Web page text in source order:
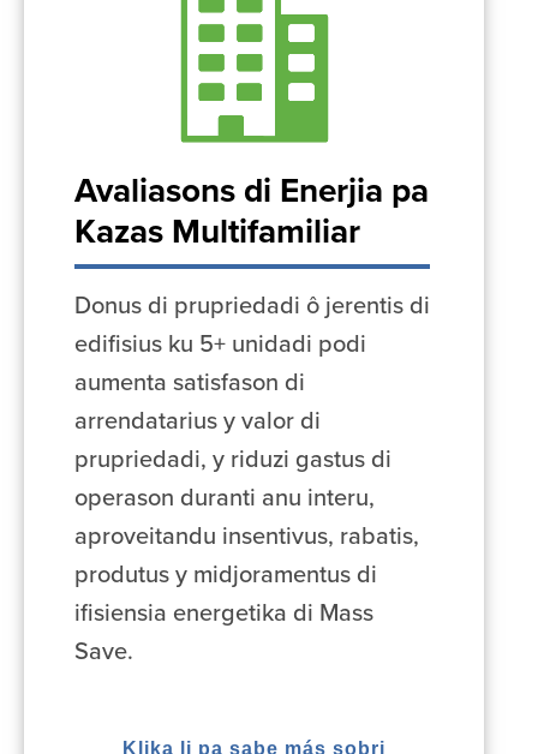
Avaliasons di Enerjia pa
Kazas Multifamiliar
Donus di prupriedadi ô jerentis di
edifisius ku 5+ unidadi podi
aumenta satisfason di
arrendatarius y valor di
prupriedadi, y riduzi gastus di
operason duranti anu interu,
aproveitandu insentivus, rabatis,
produtus y midjoramentus di
ifisiensia energetika di Mass
Save.
Klika li pa sabe más sobri